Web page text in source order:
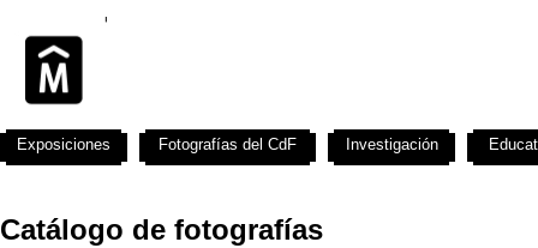
Catálogo de fotografías
Exposiciones Fotografías del CdF Investigación